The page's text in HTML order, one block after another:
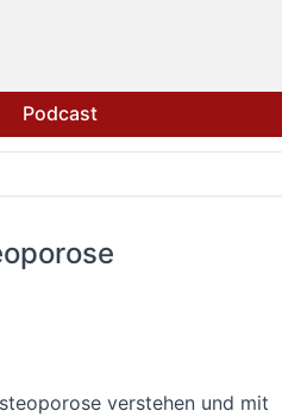
Podcast
verstehen und mit